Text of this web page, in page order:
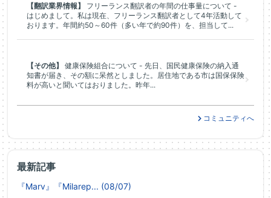
最新記事
『Marv』『Milarep... (08/07)
【翻訳業界情報】
フリーランス翻訳者の年間の仕事量について -
はじめまして。私は現在、フリーランス翻訳者として4年活動して
おります。年間約50～60件（多い年で約90件）を、担当して...
【その他】
健康保険組合について - 先日、国民健康保険の納入通
知書が届き、その額に呆然としました。居住地である市は国保保険
料が高いと聞いてはおりました。昨年...
コミュニティへ